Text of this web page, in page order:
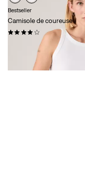
Bestseller
Camisole de coureuse
(67)